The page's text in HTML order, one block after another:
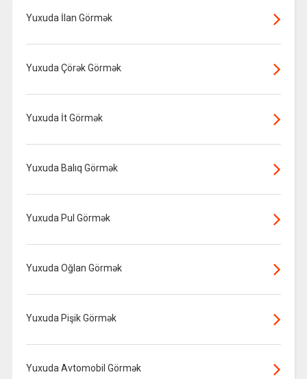
Yuxuda İlan Görmək
Yuxuda Çörək Görmək
Yuxuda İt Görmək
Yuxuda Balıq Görmək
Yuxuda Pul Görmək
Yuxuda Oğlan Görmək
Yuxuda Pişik Görmək
Yuxuda Avtomobil Görmək